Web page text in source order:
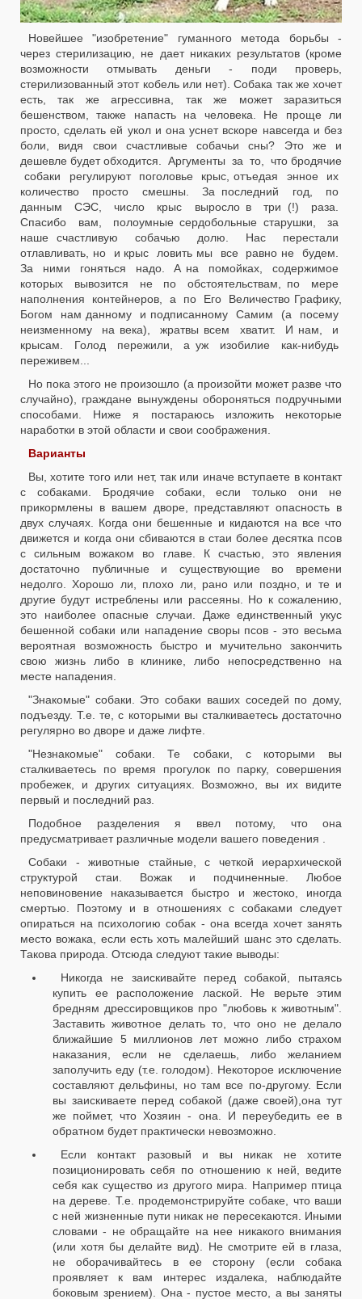
Новейшее "изобретение" гуманного метода борьбы -
через стерилизацию, не дает никаких результатов (кроме
возможности отмывать деньги - поди проверь,
стерилизованный этот кобель или нет). Собака так же хочет
есть, так же агрессивна, так же может заразиться
бешенством, также напасть на человека. Не проще ли
просто, сделать ей укол и она уснет вскоре навсегда и без
боли, видя свои счастливые собачьи сны? Это же и
дешевле будет обходится. Аргументы за то, что бродячие
собаки регулируют поголовье крыс, отъедая энное их
количество просто смешны. За последний год, по
данным СЭС, число крыс выросло в три (!) раза.
Спасибо вам, полоумные сердобольные старушки, за
наше счастливую собачью долю. Нас перестали
отлавливать, но и крыс ловить мы все равно не будем.
За ними гоняться надо. А на помойках, содержимое
которых вывозится не по обстоятельствам, по мере
наполнения контейнеров, а по Его Величество Графику,
Богом нам данному и подписанному Самим (а посему
неизменному на века), жратвы всем хватит. И нам, и
крысам. Голод пережили, а уж изобилие как-нибудь
переживем...
Но пока этого не произошло (а произойти может разве что
случайно), граждане вынуждены обороняться подручными
способами. Ниже я постараюсь изложить некоторые
наработки в этой области и свои соображения.
Варианты
Вы, хотите того или нет, так или иначе вступаете в контакт
с собаками. Бродячие собаки, если только они не
прикормлены в вашем дворе, представляют опасность в
двух случаях. Когда они бешенные и кидаются на все что
движется и когда они сбиваются в стаи более десятка псов
с сильным вожаком во главе. К счастью, это явления
достаточно публичные и существующие во времени
недолго. Хорошо ли, плохо ли, рано или поздно, и те и
другие будут истреблены или рассеяны. Но к сожалению,
это наиболее опасные случаи. Даже единственный укус
бешенной собаки или нападение своры псов - это весьма
вероятная возможность быстро и мучительно закончить
свою жизнь либо в клинике, либо непосредственно на
месте нападения.
"Знакомые" собаки. Это собаки ваших соседей по дому,
подъезду. Т.е. те, с которыми вы сталкиваетесь достаточно
регулярно во дворе и даже лифте.
"Незнакомые" собаки. Те собаки, с которыми вы
сталкиваетесь по время прогулок по парку, совершения
пробежек, и других ситуациях. Возможно, вы их видите
первый и последний раз.
Подобное разделения я ввел потому, что она
предусматривает различные модели вашего поведения .
Собаки - животные стайные, с четкой иерархической
структурой стаи. Вожак и подчиненные. Любое
неповиновение наказывается быстро и жестоко, иногда
смертью. Поэтому и в отношениях с собаками следует
опираться на психологию собак - она всегда хочет занять
место вожака, если есть хоть малейший шанс это сделать.
Такова природа. Отсюда следуют такие выводы:
Никогда не заискивайте перед собакой, пытаясь
купить ее расположение лаской. Не верьте этим
бредням дрессировщиков про "любовь к животным".
Заставить животное делать то, что оно не делало
ближайшие 5 миллионов лет можно либо страхом
наказания, если не сделаешь, либо желанием
заполучить еду (т.е. голодом). Некоторое исключение
составляют дельфины, но там все по-другому. Если
вы заискиваете перед собакой (даже своей),она тут
же поймет, что Хозяин - она. И переубедить ее в
обратном будет практически невозможно.
Если контакт разовый и вы никак не хотите
позиционировать себя по отношению к ней, ведите
себя как существо из другого мира. Например птица
на дереве. Т.е. продемонстрируйте собаке, что ваши
с ней жизненные пути никак не пересекаются. Иными
словами - не обращайте на нее никакого внимания
(или хотя бы делайте вид). Не смотрите ей в глаза,
не оборачивайтесь в ее сторону (если собака
проявляет к вам интерес издалека, наблюдайте
боковым зрением). Она - пустое место, а вы заняты